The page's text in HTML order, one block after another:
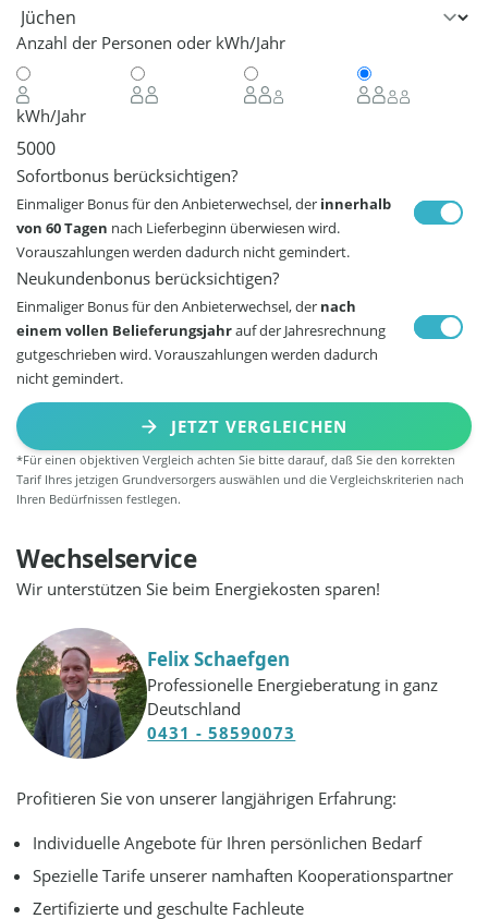
Anzahl der Personen oder kWh/Jahr
kWh/Jahr
Sofortbonus berücksichtigen?
Einmaliger Bonus für den Anbieterwechsel, der innerhalb
von 60 Tagen nach Lieferbeginn überwiesen wird.
Vorauszahlungen werden dadurch nicht gemindert.
Neukundenbonus berücksichtigen?
Einmaliger Bonus für den Anbieterwechsel, der nach
einem vollen Belieferungsjahrauf der Jahresrechnung
gutgeschrieben wird. Vorauszahlungen werden dadurch
nicht gemindert.
JETZT VERGLEICHEN
*Für einen objektiven Vergleich achten Sie bitte darauf, daß Sie den korrekten
Tarif Ihres jetzigen Grundversorgers auswählen und die Vergleichskriterien nach
Ihren Bedürfnissen festlegen.
Wechselservice
Wir unterstützen Sie beim Energiekosten sparen!
Felix Schaefgen
Professionelle Energieberatung in ganz
Deutschland
0431 - 58590073
Profitieren Sie von unserer langjährigen Erfahrung:
Individuelle Angebote für Ihren persönlichen Bedarf
Spezielle Tarife unserer namhaften Kooperationspartner
Zertifizierte und geschulte Fachleute